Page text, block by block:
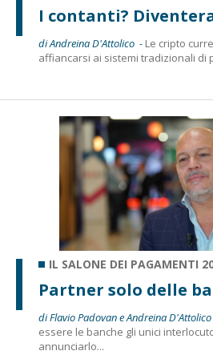
I contanti?
di Andreina D'Attolico - Le cripto
affiancarsi ai sistemi tradizionali di
IL SALONE DEI PAGAMENTI
Partner solo delle
di Flavio Padovan e Andreina
essere le banche gli unici
annunciarlo...